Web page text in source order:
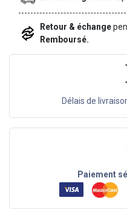
Retour & échange
Remboursé.
Délais de
Paiement